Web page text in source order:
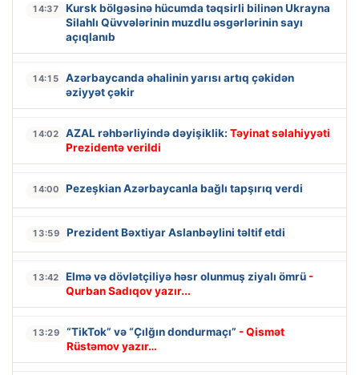
14:37
Kursk bölgəsinə hücumda təqsirli bilinən Ukrayna
Silahlı Qüvvələrinin muzdlu əsgərlərinin sayı
açıqlanıb
14:15
Azərbaycanda əhalinin yarısı artıq çəkidən
əziyyət çəkir
14:02 AZAL rəhbərliyində dəyişiklik: Təyinat səlahiyyəti
Prezidentə verildi
14:00 Pezeşkian Azərbaycanla bağlı tapşırıq verdi
13:59 Prezident Bəxtiyar Aslanbəylini təltif etdi
13:42 Elmə və dövlətçiliyə həsr olunmuş ziyalı ömrü -
Qurban Sadıqov yazır...
13:29 “TikTok” və “Çılğın dondurmaçı” - Qismət
Rüstəmov yazır…